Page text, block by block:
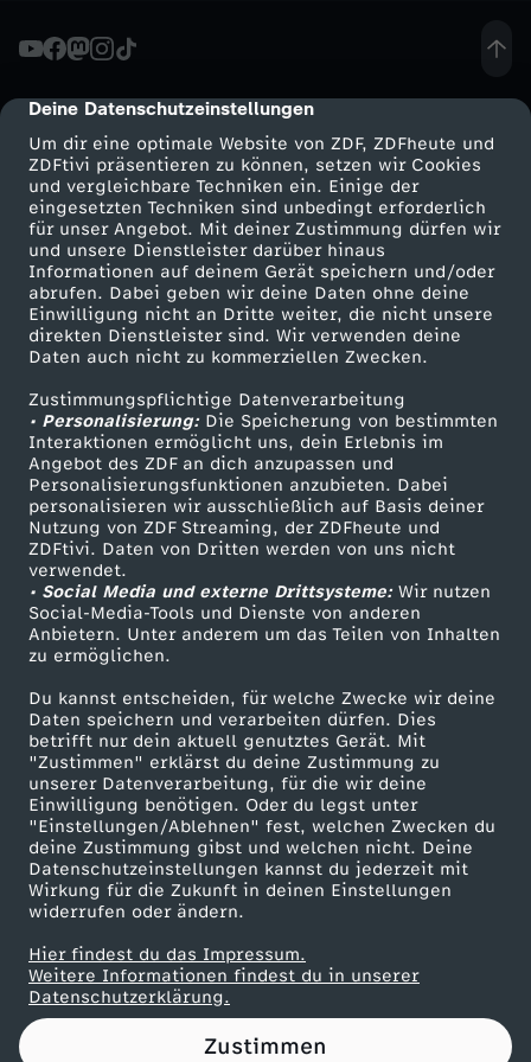
cmp-dialog-description
Deine Datenschutzeinstellungen
Um dir eine optimale Website von ZDF, ZDFheute und
ZDFtivi präsentieren zu können, setzen wir Cookies
und vergleichbare Techniken ein. Einige der
eingesetzten Techniken sind unbedingt erforderlich
für unser Angebot. Mit deiner Zustimmung dürfen wir
und unsere Dienstleister darüber hinaus
Informationen auf deinem Gerät speichern und/oder
abrufen. Dabei geben wir deine Daten ohne deine
Einwilligung nicht an Dritte weiter, die nicht unsere
direkten Dienstleister sind. Wir verwenden deine
Daten auch nicht zu kommerziellen Zwecken.
Zustimmungspflichtige Datenverarbeitung
• Personalisierung:Die Speicherung von bestimmten
Interaktionen ermöglicht uns, dein Erlebnis im
Angebot des ZDF an dich anzupassen und
Personalisierungsfunktionen anzubieten. Dabei
personalisieren wir ausschließlich auf Basis deiner
Nutzung von ZDF Streaming, der ZDFheute und
ZDFtivi. Daten von Dritten werden von uns nicht
verwendet.
• Social Media und externe Drittsysteme:Wir nutzen
Social-Media-Tools und Dienste von anderen
Anbietern. Unter anderem um das Teilen von Inhalten
zu ermöglichen.
Du kannst entscheiden, für welche Zwecke wir deine
Daten speichern und verarbeiten dürfen. Dies
betrifft nur dein aktuell genutztes Gerät. Mit
"Zustimmen" erklärst du deine Zustimmung zu
unserer Datenverarbeitung, für die wir deine
Einwilligung benötigen. Oder du legst unter
"Einstellungen/Ablehnen" fest, welchen Zwecken du
deine Zustimmung gibst und welchen nicht. Deine
Datenschutzeinstellungen kannst du jederzeit mit
Wirkung für die Zukunft in deinen Einstellungen
widerrufen oder ändern.
Hier findest du das Impressum.
Weitere Informationen findest du in unserer
Datenschutzerklärung.
Zustimmen
R
e
n
t
e
n
p
a
k
e
t
:
"
E
i
n
g
u
Mehr ZDF
ZDF-Apps
Smart TV
ZDFtext
Livestreams
Sendungen A-Z
TV-Programm
Service
ZDFmitreden
Kontakt zum ZDF
Tickets
Zuschauerservice
Hilfe
ZDF Unternehmen
Karriere
ZDF goes Schule
Werbefernsehen
Mainzelmännchen
Partner